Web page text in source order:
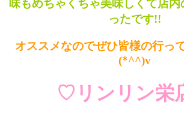
味もめちゃくちゃ美味しくて店
ったです!!
オススメなのでぜひ皆様の行っ
(*^^)v
♡リンリン栄